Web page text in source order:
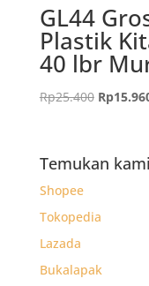
GL44
Plastik
40 lbr
Rp25.400 Harga
Rp25.400.
Rp
Temukan
Shopee
Tokopedia
Lazada
Bukalapak